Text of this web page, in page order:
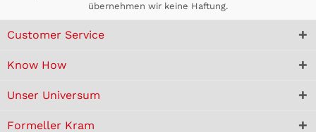
übernehmen wir keine Haftung.
Customer Service
Know How
Unser Universum
Formeller Kram